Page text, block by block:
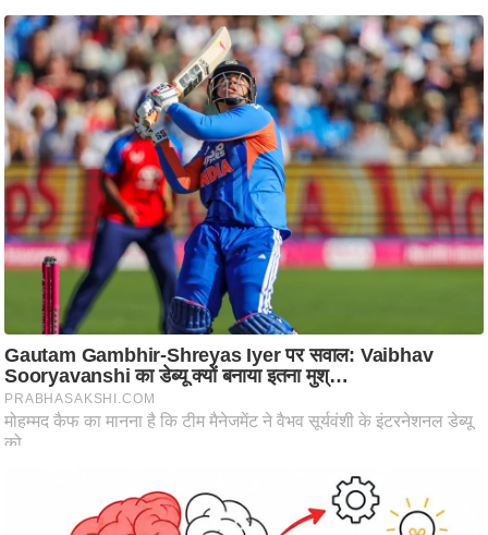
ण
स
म
सा
म
यि
क
मा
तृ
भ
ए
म